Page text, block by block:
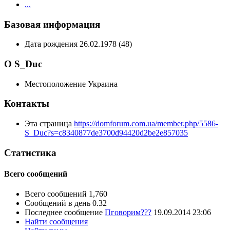
...
Базовая информация
Дата рождения 26.02.1978 (48)
О S_Duc
Местоположение Украина
Контакты
Эта страница https://domforum.com.ua/member.php/5586-
S_Duc?s=c8340877de3700d94420d2be2e857035
Статистика
Всего сообщений
Всего сообщений 1,760
Сообщений в день 0.32
Последнее сообщение Пговорим??? 19.09.2014 23:06
Найти сообщения